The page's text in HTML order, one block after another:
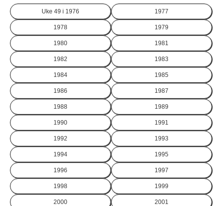
Uke 49 i 1976 1977
1978 1979
1980 1981
1982 1983
1984 1985
1986 1987
1988 1989
1990 1991
1992 1993
1994 1995
1996 1997
1998 1999
2000 2001